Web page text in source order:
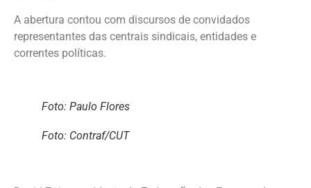
A abertura contou com discursos de convidados
representantes das centrais sindicais, entidades e
correntes políticas.
Foto: Paulo Flores
Foto: Contraf/CUT